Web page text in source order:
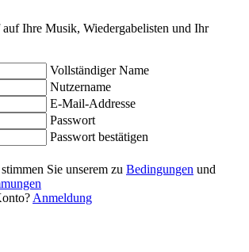
Ihre Musik, Wiedergabelisten und Ihr
Vollständiger Name
Nutzername
E-Mail-Addresse
Passwort
Passwort bestätigen
Sie unserem zu Bedingungen und
Anmeldung